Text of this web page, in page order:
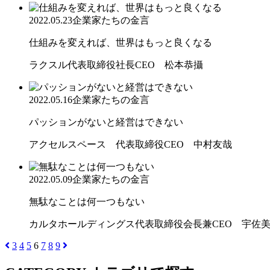
2022.05.23企業家たちの金言
仕組みを変えれば、世界はもっと良くなる
ラクスル代表取締役社長CEO 松本恭攝
2022.05.16企業家たちの金言
パッションがないと経営はできない
アクセルスペース 代表取締役CEO 中村友哉
2022.05.09企業家たちの金言
無駄なことは何一つもない
カルタホールディングス代表取締役会長兼CEO 宇佐
3 4 5 6 7 8 9